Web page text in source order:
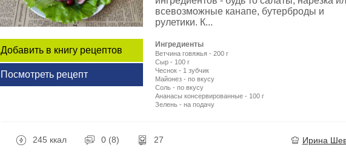
Добавить в книгу рецептов
Посмотреть рецепт
всевозможные канапе, бутерброды и
рулетики. К...
Ингредиенты
Ветчина говяжья - 200 г
Сыр - 100 г
Чеснок - 1 зубчик
Майонез - по вкусу
Соль - по вкусу
Ананасы консервированные - 100 г
Зелень - на подачу
245 ккал 0 (8) 27 Ирина